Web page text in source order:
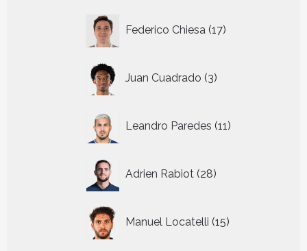
Federico Chiesa 17
producten
Juan Cuadrado 3
producten
Leandro Paredes 11
producten
Adrien Rabiot 28
producten
Manuel Locatelli 15
producten